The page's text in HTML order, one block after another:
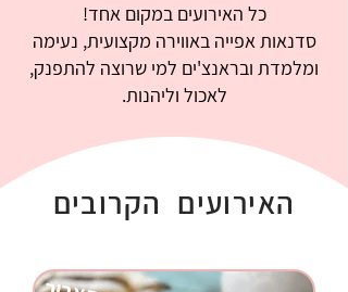
כל האירועים במקום אחד!
סדנאות אפייה באווירה מקצועית, נעימה
ומלמדת ובראנצ'ים למי שרוצה להתפנק,
לאכול וליהנות.
האירועים הקרובים